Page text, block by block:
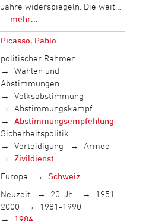
Jahre widerspiegeln. Die weit…
— mehr...
Picasso, Pablo
politischer Rahmen
Wahlen und
Abstimmungen
Volksabstimmung
Abstimmungskampf
Abstimmungsempfehlung
Sicherheitspolitik
Verteidigung
Armee
Zivildienst
Europa
Schweiz
Neuzeit 20. Jh.
1951-
2000
1981-1990